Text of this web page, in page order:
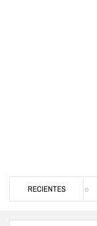
RECIENTES
turístico merideño